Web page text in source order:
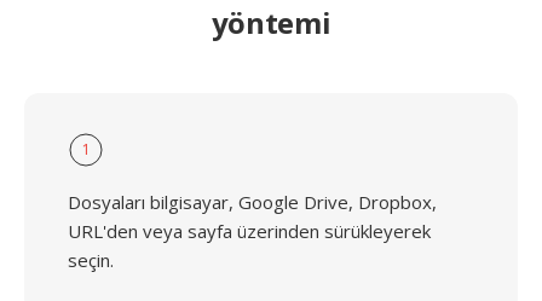
yöntemi
1
Dosyaları bilgisayar, Google Drive, Dropbox,
URL'den veya sayfa üzerinden sürükleyerek
seçin.